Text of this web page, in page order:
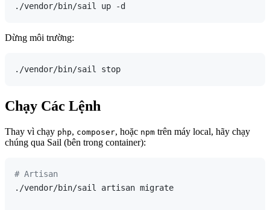
Dừng môi trường:
Chạy Các Lệnh
Thay vì chạy php, composer, hoặc npm trên máy local, hãy chạy
chúng qua Sail (bên trong container):
# Artisan
./vendor/bin/sail artisan migrate